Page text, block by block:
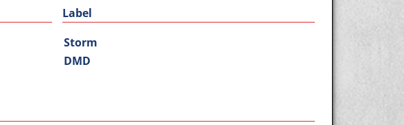
Label
Storm
DMD